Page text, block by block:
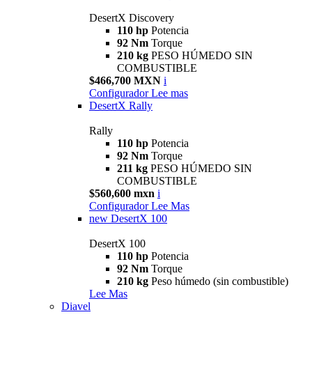
DesertX Discovery
110 hp Potencia
92 Nm Torque
210 kg PESO HÚMEDO SIN
COMBUSTIBLE
$466,700 MXN i
Configurador Lee mas
DesertX Rally
Rally
110 hp Potencia
92 Nm Torque
211 kg PESO HÚMEDO SIN
COMBUSTIBLE
$560,600 mxn i
Configurador Lee Mas
new DesertX 100
DesertX 100
110 hp Potencia
92 Nm Torque
210 kg Peso húmedo (sin combustible)
Lee Mas
Diavel